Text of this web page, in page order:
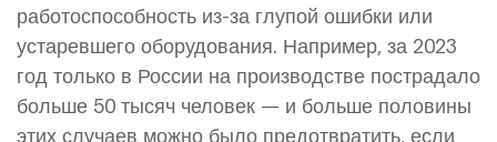
работоспособность из-за глупой ошибки или
устаревшего оборудования. Например, за 2023
год только в России на производстве пострадало
больше 50 тысяч человек — и больше половины
этих случаев можно было предотвратить, если